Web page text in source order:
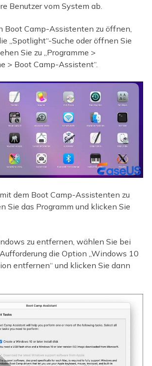
Benutzer vom System ab.
Boot Camp-Assistenten zu öffnen,
„Spotlight“-Suche oder öffnen Sie
Sie zu „Programme >
> Boot Camp-Assistent“.
dem Boot Camp-Assistenten zu
Sie das Programm und klicken Sie
zu entfernen, wählen Sie bei
die Option „Windows 10
entfernen“ und klicken Sie dann